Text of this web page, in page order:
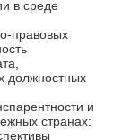
в среде
правовых
должностных
и
странах: